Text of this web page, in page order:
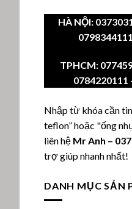
HÀ NỘI:
TPHCM:
0784220111
Nhập từ khóa cần
teflon” hoặc "ống
liên hệ Mr Anh –
trợ giúp nhanh nhất!
DANH MỤC SẢN